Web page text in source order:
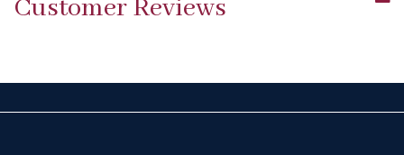
Customer Reviews